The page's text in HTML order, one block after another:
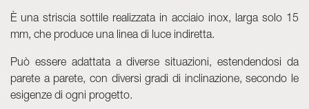
Skyled - Luminarie su misura
Sistemi modulari lineari e curvi
Binario trifase (230V)
Binario 48V
È una striscia sottile realizzata in acciaio inox, larga solo 15
mm, che produce una linea di luce indiretta.
Può essere adattata a diverse situazioni, estendendosi da
parete a parete, con diversi gradi di inclinazione, secondo le
esigenze di ogni progetto.